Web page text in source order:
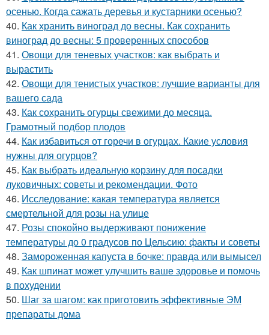
осенью. Когда сажать деревья и кустарники осенью?
40. Как хранить виноград до весны. Как сохранить
виноград до весны: 5 проверенных способов
41. Овощи для теневых участков: как выбрать и
вырастить
42. Овощи для тенистых участков: лучшие варианты для
вашего сада
43. Как сохранить огурцы свежими до месяца.
Грамотный подбор плодов
44. Как избавиться от горечи в огурцах. Какие условия
нужны для огурцов?
45. Как выбрать идеальную корзину для посадки
луковичных: советы и рекомендации. Фото
46. Исследование: какая температура является
смертельной для розы на улице
47. Розы спокойно выдерживают понижение
температуры до 0 градусов по Цельсию: факты и советы
48. Замороженная капуста в бочке: правда или вымысел
49. Как шпинат может улучшить ваше здоровье и помочь
в похудении
50. Шаг за шагом: как приготовить эффективные ЭМ
препараты дома